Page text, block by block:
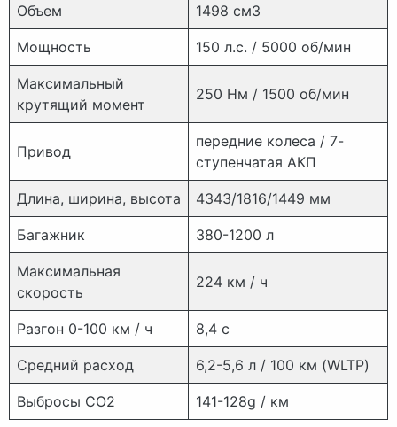
Объем 1498 см3
Мощность 150 л.с. / 5000 об/мин
Максимальный
крутящий момент
250 Нм / 1500 об/мин
Привод
передние колеса / 7-
ступенчатая АКП
Длина, ширина, высота 4343/1816/1449 мм
Багажник 380-1200 л
Максимальная
скорость
224 км / ч
Разгон 0-100 км / ч 8,4 с
Средний расход 6,2-5,6 л / 100 км (WLTP)
Выбросы CO2 141-128g / км